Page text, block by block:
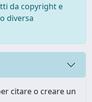
da copyright e
diversa
citare o creare un